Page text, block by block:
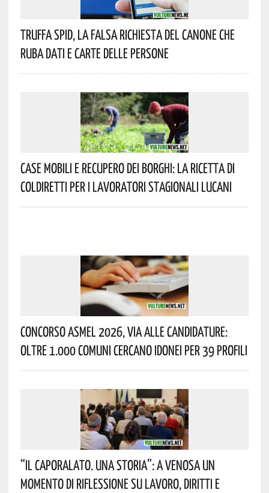
Truffa Spid, La Falsa Richiesta Del Canone Che
Ruba Dati E Carte Delle Persone
Case Mobili E Recupero Dei Borghi: La Ricetta Di
Coldiretti Per I Lavoratori Stagionali Lucani
Concorso Asmel 2026, Via Alle Candidature:
Oltre 1.000 Comuni Cercano Idonei Per 39 Profili
“Il Caporalato. Una Storia”: A Venosa Un
Momento Di Riflessione Su Lavoro, Diritti E